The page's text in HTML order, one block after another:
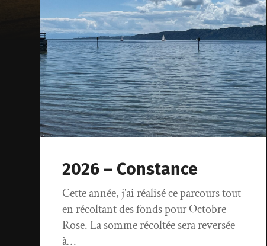
2026 – Constance
Cette année, j’ai réalisé ce parcours tout
en récoltant des fonds pour Octobre
Rose. La somme récoltée sera reversée
à…